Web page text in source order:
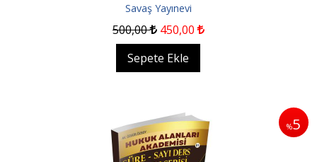
Savaş Yayınevi
500,00 450,00
Sepete Ekle
%5